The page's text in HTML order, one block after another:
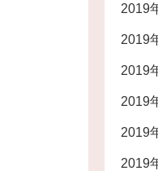
2019
2019
2019
2019
2019
2019